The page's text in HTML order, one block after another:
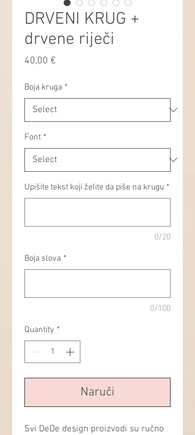
DRVENI KRUG +
drvene riječi
40,00 €
Boja kruga *
Font *
Upišite tekst koji želite da piše na krugu *
0/20
Boja slova *
0/100
Quantity *
Naruči
Svi DeDe design proizvodi su ručno